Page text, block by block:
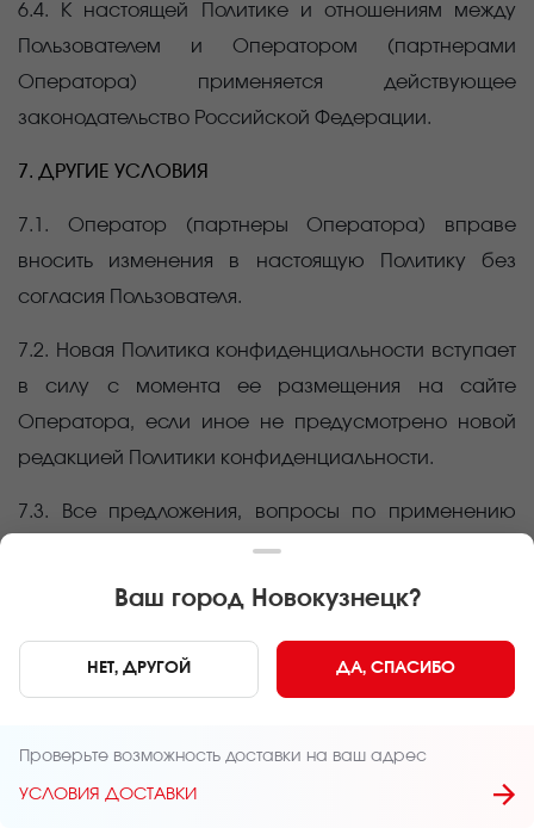
6.4. К настоящей Политике и отношениям между
Пользователем и Оператором (партнерами
Оператора) применяется действующее
законодательство Российской Федерации.
7. ДРУГИЕ УСЛОВИЯ
7.1. Оператор (партнеры Оператора) вправе
вносить изменения в настоящую Политику без
согласия Пользователя.
7.2. Новая Политика конфиденциальности вступает
в силу с момента ее размещения на сайте
Оператора, если иное не предусмотрено новой
редакцией Политики конфиденциальности.
7.3. Все предложения, вопросы по применению
настоящей Политики, а также отзыв согласия на
office@sushi-master ,
либо на юридический
адрес Оператора: 426076, Удмуртская
помещ. 9.
Ваш город Новокузнецк?
НЕТ, ДРУГОЙ ДА, СПАСИБО
Проверьте возможность доставки на ваш адрес
УСЛОВИЯ ДОСТАВКИ